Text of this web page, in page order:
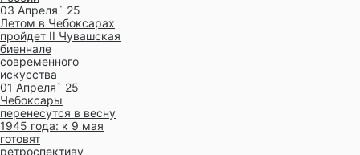
03 Апреля` 25
Летом в Чебоксарах
пройдет II Чувашская
биеннале
современного
искусства
01 Апреля` 25
Чебоксары
перенесутся в весну
1945 года: к 9 мая
готовят
ретроспективу